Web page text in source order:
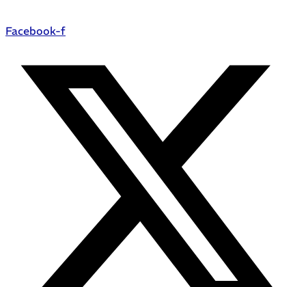
Facebook-f